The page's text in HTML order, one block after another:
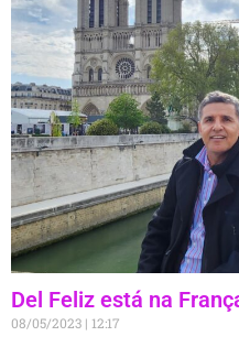
Del Feliz está na
08/05/2023 12:17